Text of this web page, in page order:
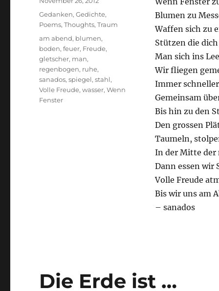
Blumen zu
Waffen sich zu
Stützen die
Man sich ins
Wir fliegen
Immer
Gemeinsam
Bis hin zu den
Den grossen
Taumeln,
In der Mitte der
Dann essen wir
Volle Freude
Bis wir uns am
– sanados
Categories
Gedanken,Gedichte,
Poems,Thoughts,Traum
Tags
am abend, blumen,
boden,feuer, Freude,
gletscher, man,
regenbogen, ruhe,
sanados,spiegel,stahl,
Volle Freude,wasser,Wenn
Fenster
Die Erde ist …